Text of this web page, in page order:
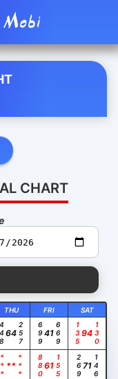
CHART
THU FRI
SAT
448 64 257 69941 669 135 94 130
*** ** *** 880 61 155 269 71146